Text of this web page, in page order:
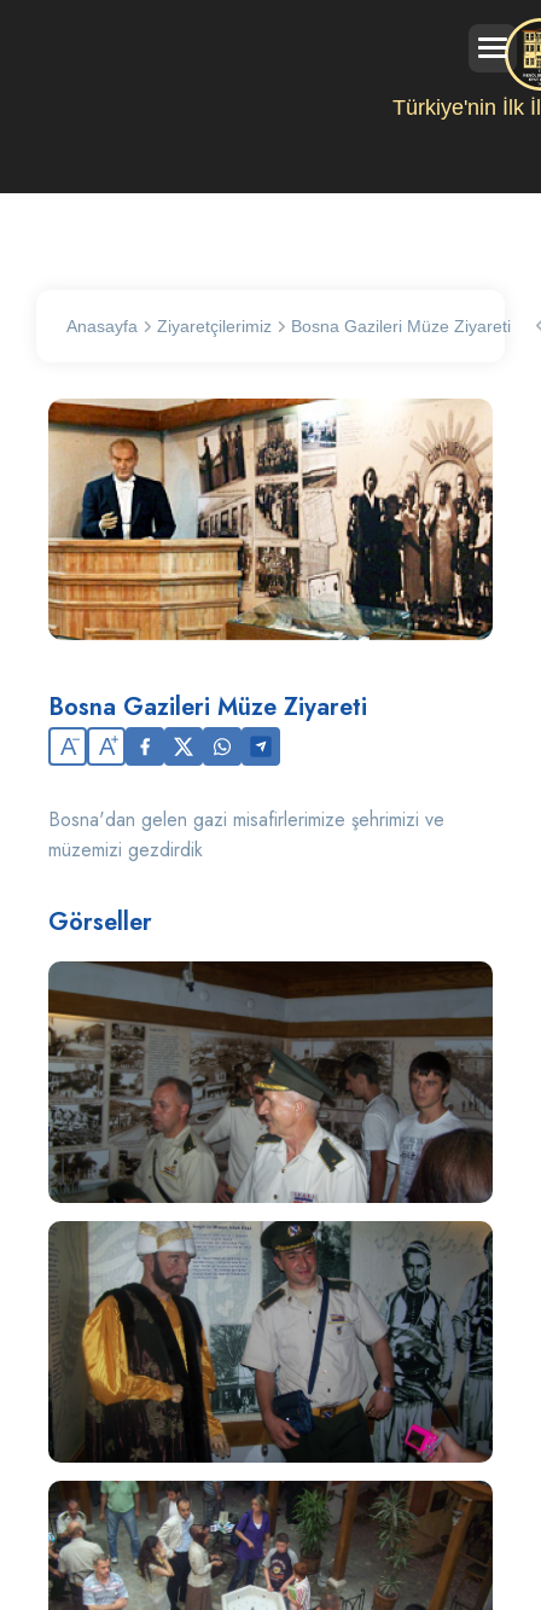
Türkiye'nin İlk
Anasayfa Ziyaretçilerimiz Bosna Gazileri Müze Ziyareti
Bosna Gazileri Müze Ziyareti
A A
Bosna'dan gelen gazi misafirlerimize şehrimizi ve
müzemizi gezdirdik
Görseller